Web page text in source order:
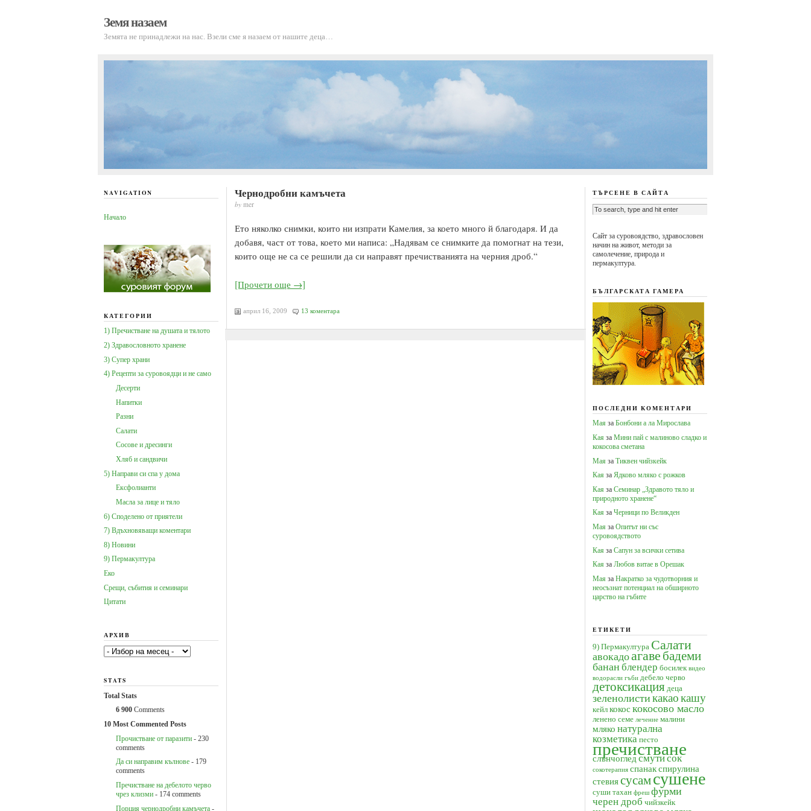
Земя назаем
Земята не принадлежи на нас. Взели сме я назаем от нашите деца…
Чернодробни камъчета
by mer
Ето няколко снимки, които ни изпрати Камелия, за което много й благодаря. И да
добавя, част от това, което ми написа: „Надявам се снимките да помогнат на тези,
които още не са се решили да си направят пречистванията на черния дроб.“
[Прочети още →]
април 16, 2009 13 коментара
NAVIGATION
Начало
КАТЕГОРИИ
1) Пречистване на душата и тялото
2) Здравословното хранене
3) Супер храни
4) Рецепти за суровоядци и не само
Десерти
Напитки
Разни
Салати
Сосове и дресинги
Хляб и сандвичи
5) Направи си спа у дома
Ексфолианти
Масла за лице и тяло
6) Споделено от приятели
7) Вдъхновяващи коментари
8) Новини
9) Пермакултура
Еко
Срещи, събития и семинари
Цитати
АРХИВ
Архив
STATS
Total Stats
6 900 Comments
10 Most Commented Posts
Прочистване от паразити - 230
comments
Да си направим кълнове - 179
comments
Пречистване на дебелото черво
чрез клизми - 174 comments
Порция чернодробни камъчета -
ТЪРСЕНЕ В САЙТА
Сайт за суровоядство, здравословен
начин на живот, методи за
самолечение, природа и
пермакултура.
БЪЛГАРСКАТА ГАМЕРА
ПОСЛЕДНИ КОМЕНТАРИ
Мая за Бонбони а ла Мирослава
Кая за Мини пай с малиново сладко и
кокосова сметана
Мая за Тиквен чийзкейк
Кая за Ядково мляко с рожков
Кая за Семинар „Здравото тяло и
природното хранене“
Кая за Черници по Великден
Мая за Опитът ни със
суровоядството
Кая за Сапун за всички сетива
Кая за Любов витае в Орешак
Мая за Накратко за чудотворния и
неосъзнат потенциал на обширното
царство на гъбите
ЕТИКЕТИ
9) Пермакултура Салати
авокадоагаве бадеми
банан блендер босилек видео
водорасли гъби дебело черво
детоксикация деца
зеленолисти какаокашу
кейл кокос кокосово масло
ленено семе лечение малини
мляко натурална
козметика песто
пречистване
слънчогледсмутисок
сокотерапия спанакспирулина
стевиясусамсушене
суши тахан фреш фурми
черен дроб чийзкейк